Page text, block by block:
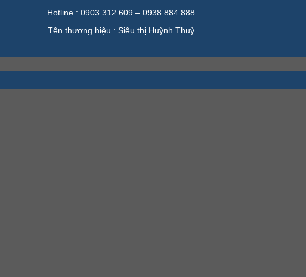
Hotline : 0903.312.609 – 0938.884.888
Tên thương hiệu : Siêu thị Huỳnh Thuỷ